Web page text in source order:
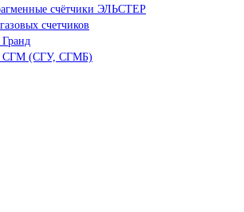
счётчики ЭЛЬСТЕР
счетчиков
Гранд
СГМ (СГУ, СГМБ)